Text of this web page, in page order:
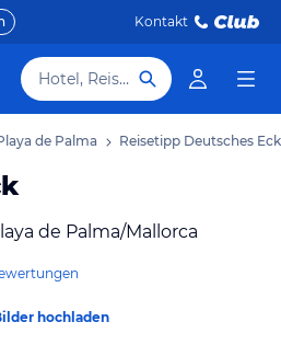
Kontakt
Hotel, Reiseziel
de Palma Reisetipp Deutsches Eck
de Palma/Mallorca
hochladen